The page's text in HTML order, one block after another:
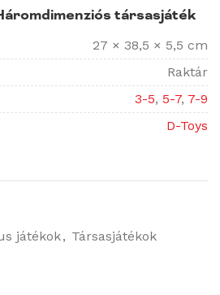
társasjáték
27 × 38,5 × 5,5 cm
Raktár
3-5, 5-7, 7-9
D-Toys
játékok, Társasjátékok